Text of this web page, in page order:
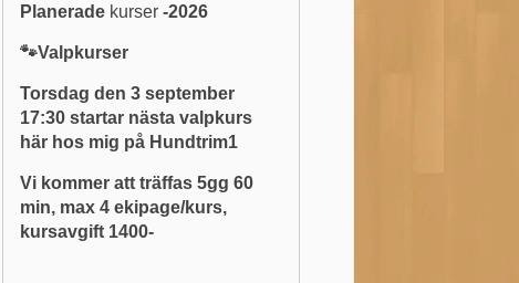
Planerade kurser-2026
🐾Valpkurser
Torsdag den 3 september
17:30 startar nästa valpkurs
här hos mig på Hundtrim1
Vi kommer att träffas 5gg 60
min, max 4 ekipage/kurs,
kursavgift 1400-